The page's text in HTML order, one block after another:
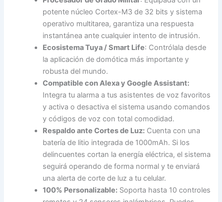
potente núcleo Cortex-M3 de 32 bits y sistema
operativo multitarea, garantiza una respuesta
instantánea ante cualquier intento de intrusión.
Ecosistema Tuya / Smart Life: Contrólala desde
la aplicación de domótica más importante y
robusta del mundo.
Compatible con Alexa y Google Assistant:
Integra tu alarma a tus asistentes de voz favoritos
y activa o desactiva el sistema usando comandos
y códigos de voz con total comodidad.
Respaldo ante Cortes de Luz: Cuenta con una
batería de litio integrada de 1000mAh. Si los
delincuentes cortan la energía eléctrica, el sistema
seguirá operando de forma normal y te enviará
una alerta de corte de luz a tu celular.
100% Personalizable: Soporta hasta 10 controles